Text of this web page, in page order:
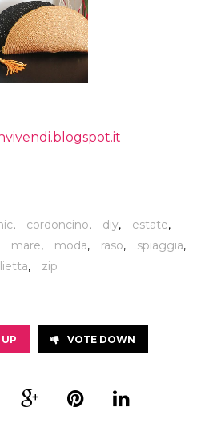
, cordoncino, diy, estate,
mare, moda, raso, spiaggia,
, zip
VOTE DOWN